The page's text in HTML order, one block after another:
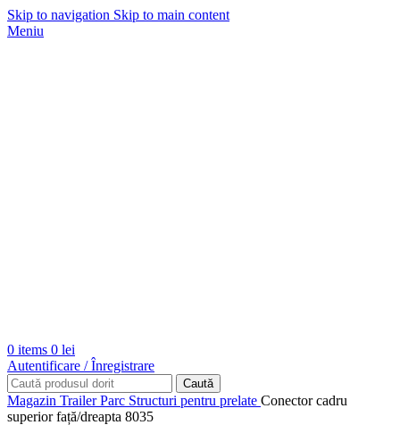
Skip to navigation Skip to main content
Meniu
0 items 0 lei
Autentificare / Înregistrare
Caută
Magazin Trailer Parc Structuri pentru prelate Conector cadru
superior față/dreapta 8035